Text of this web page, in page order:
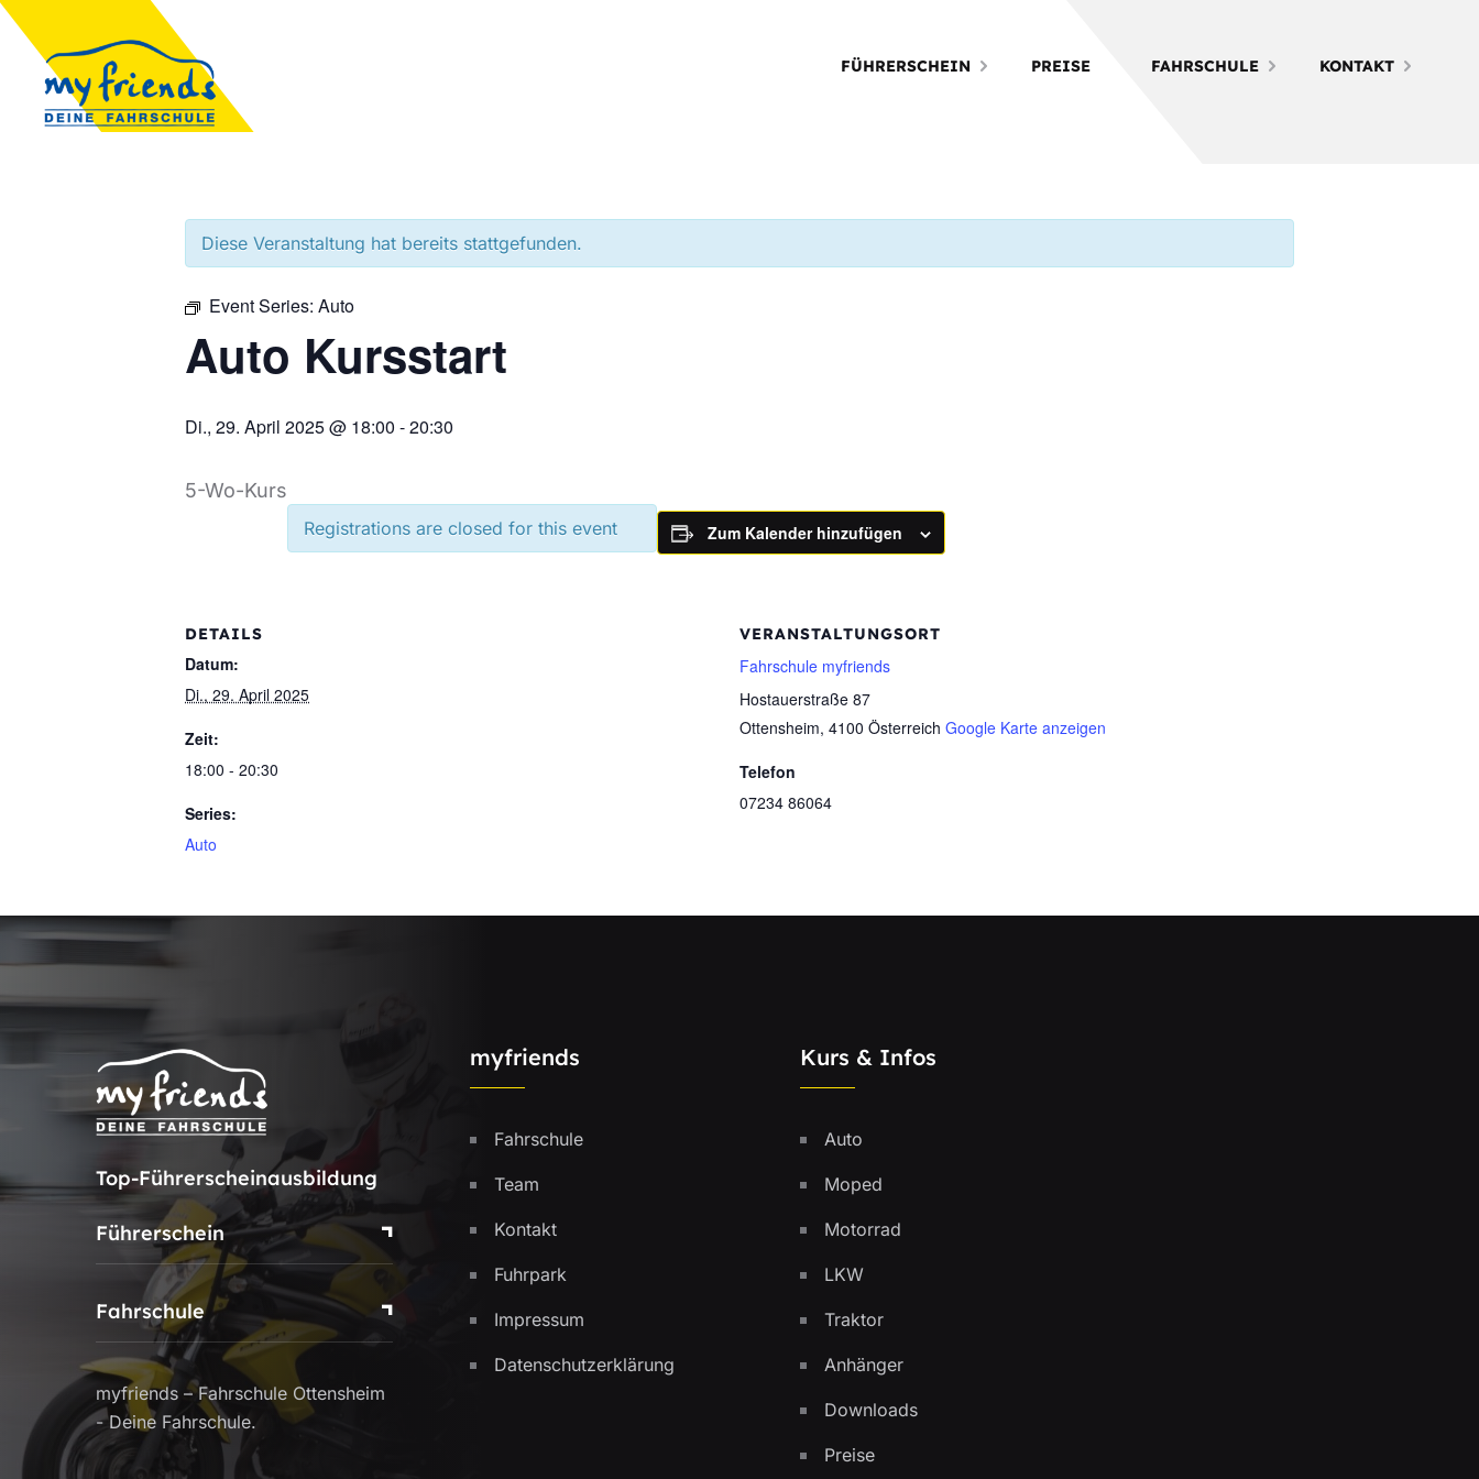
FÜHRERSCHEIN PREISE FAHRSCHULE KONTAKT
Diese Veranstaltung hat bereits stattgefunden.
Event Series: Auto
Auto Kursstart
Di., 29. April 2025 @ 18:00 -20:30
5-Wo-Kurs
Registrations are closed for this event Zum Kalender hinzufügen
DETAILS
Datum:
Di., 29. April 2025
Zeit:
18:00 - 20:30
Series:
Auto
VERANSTALTUNGSORT
Fahrschule myfriends
Hostauerstraße 87
Ottensheim, 4100 Österreich Google Karte anzeigen
Telefon
07234 86064
Top-Führerscheinausbildung
Führerschein
Fahrschule
myfriends – Fahrschule Ottensheim
- Deine Fahrschule.
myfriends
Fahrschule
Team
Kontakt
Fuhrpark
Impressum
Datenschutzerklärung
Kurs & Infos
Auto
Moped
Motorrad
LKW
Traktor
Anhänger
Downloads
Preise